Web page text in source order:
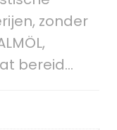
zonder
bereid…